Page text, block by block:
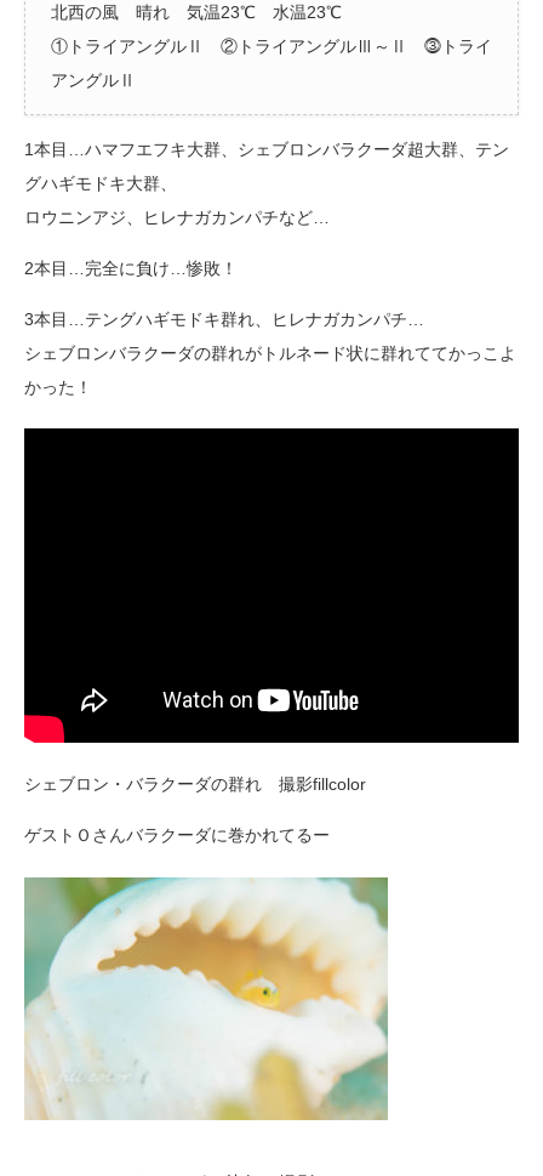
北西の風 晴れ 気温23℃ 水温23℃
①トライアングルⅡ ②トライアングルⅢ～Ⅱ ⓷トライ
アングルⅡ
1本目…ハマフエフキ大群、シェブロンバラクーダ超大群、テン
グハギモドキ大群、
ロウニンアジ、ヒレナガカンパチなど…
2本目…完全に負け…惨敗！
3本目…テングハギモドキ群れ、ヒレナガカンパチ…
シェブロンバラクーダの群れがトルネード状に群れててかっこよ
かった！
シェブロン・バラクーダの群れ 撮影fillcolor
ゲストＯさんバラクーダに巻かれてるー